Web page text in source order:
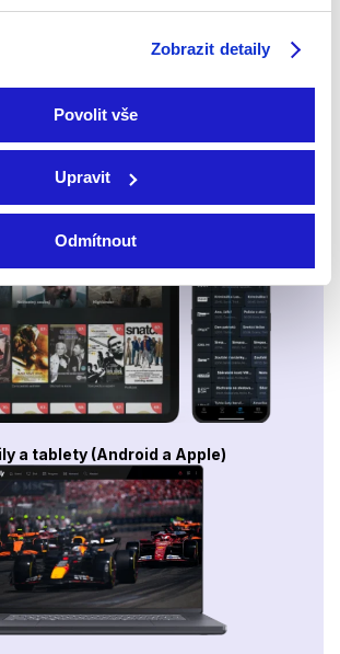
Zobrazit detaily
Povolit vše
Upravit
Odmítnout
a tablety (Android a Apple)